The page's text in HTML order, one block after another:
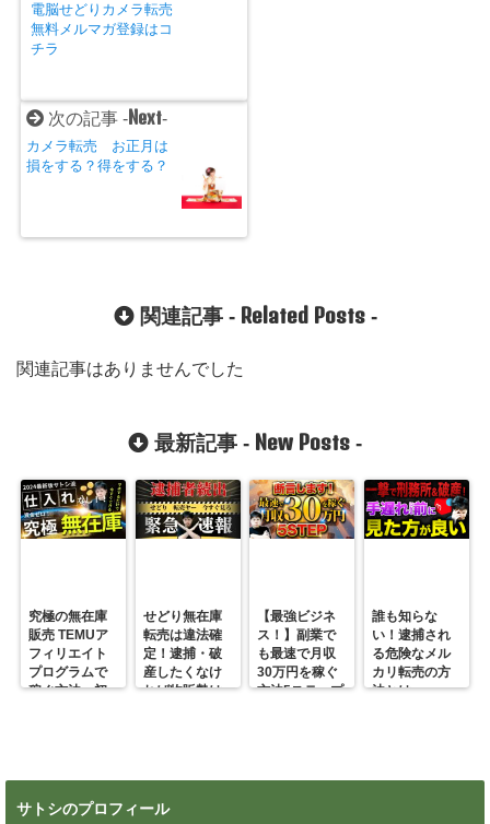
電脳せどりカメラ転売
無料メルマガ登録はコ
チラ
次の記事 - Next-
カメラ転売 お正月は
損をする？得をする？
関連記事 - Related Posts-
関連記事はありませんでした
最新記事 - New Posts -
究極の無在庫
販売 TEMUア
フィリエイト
プログラムで
稼ぐ方法 初
せどり無在庫
転売は違法確
定！逮捕・破
産したくなけ
れば物販勢は
【最強ビジネ
ス！】副業で
も最速で月収
30万円を稼ぐ
方法5ステップ
誰も知らな
い！逮捕され
る危険なメル
カリ転売の方
法とは
サトシのプロフィール